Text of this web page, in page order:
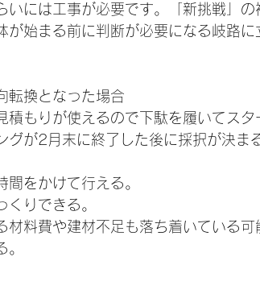
いには工事が必要です。「新挑戦」
が始まる前に判断が必要になる岐路に
転換となった場合
積もりが使えるので下駄を履いてスタ
グが2月末に終了した後に採択が決ま
間をかけて行える。
くりできる。
材料費や建材不足も落ち着いている可